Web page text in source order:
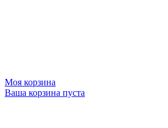
Моя корзина
Ваша корзина пуста